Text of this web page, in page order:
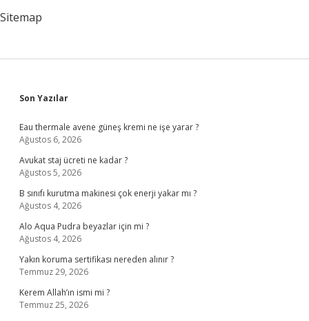
Sitemap
Sidebar
Son Yazılar
Eau thermale avene güneş kremi ne işe yarar ?
Ağustos 6, 2026
Avukat staj ücreti ne kadar ?
Ağustos 5, 2026
B sınıfı kurutma makinesi çok enerji yakar mı ?
Ağustos 4, 2026
Alo Aqua Pudra beyazlar için mi ?
Ağustos 4, 2026
Yakın koruma sertifikası nereden alınır ?
Temmuz 29, 2026
Kerem Allah’ın ismi mi ?
Temmuz 25, 2026